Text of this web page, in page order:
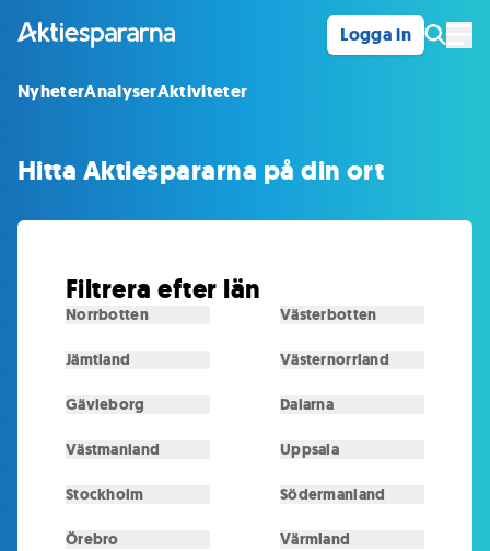
Logga in
NyheterAnalyserAktiviteter
Hitta Aktiespararna på din ort
Filtrera efter län
Norrbotten Västerbotten
Jämtland Västernorrland
Gävleborg Dalarna
Västmanland Uppsala
Stockholm Södermanland
Örebro Värmland